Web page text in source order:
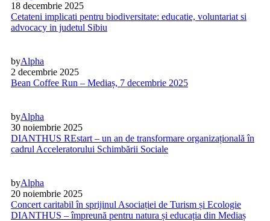
18 decembrie 2025
Cetateni implicati pentru biodiversitate: educatie, voluntariat si
advocacy in judetul Sibiu
byAlpha
2 decembrie 2025
Bean Coffee Run – Mediaș, 7 decembrie 2025
byAlpha
30 noiembrie 2025
DIANTHUS REstart – un an de transformare organizațională în
cadrul Acceleratorului Schimbării Sociale
byAlpha
20 noiembrie 2025
Concert caritabil în sprijinul Asociației de Turism și Ecologie
DIANTHUS – împreună pentru natura și educația din Mediaș